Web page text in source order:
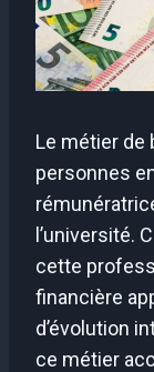
Le métier de
personnes
l’université.
cette
financière
d’évolution
ce métier